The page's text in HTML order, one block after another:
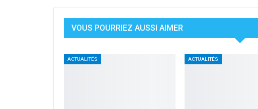
VOUS POURRIEZ AUSSI AIMER
ACTUALITÉS ACTUALITÉS